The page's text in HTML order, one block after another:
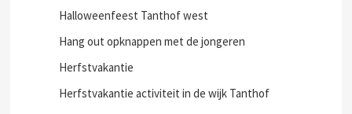
Halloweenfeest Tanthof west
Hang out opknappen met de jongeren
Herfstvakantie
Herfstvakantie activiteit in de wijk Tanthof